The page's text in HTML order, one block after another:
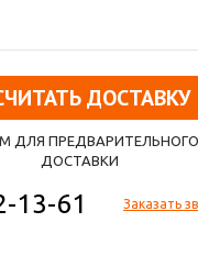
ДОСТАВКУ
ДЛЯ ПРЕДВАРИТЕЛЬНОГО
ДОСТАВКИ
13-61 Заказать